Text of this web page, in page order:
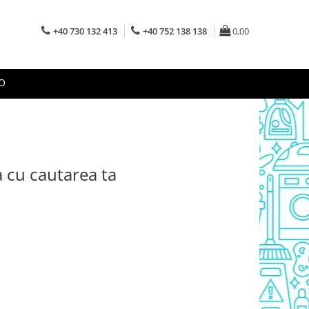
+40 730 132 413 +40 752 138 138 0,00
cu cautarea ta